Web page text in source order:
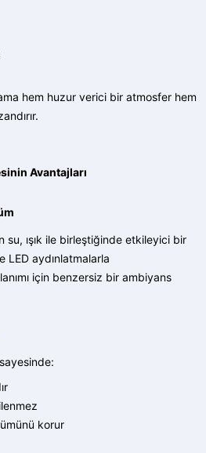
hem huzur verici bir atmosfer hem
Avantajları
ışık ile birleştiğinde etkileyici bir
LED aydınlatmalarla
için benzersiz bir ambiyans
korur